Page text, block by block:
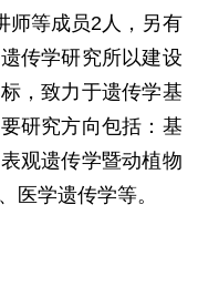
师等成员2人，另有
传学研究所以建设
，致力于遗传学基
研究方向包括：基
观遗传学暨动植物
医学遗传学等。